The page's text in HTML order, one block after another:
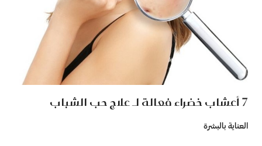
7 أعشاب خضراء فعالة لـ علاج حب الشباب
العناية بالبشرة